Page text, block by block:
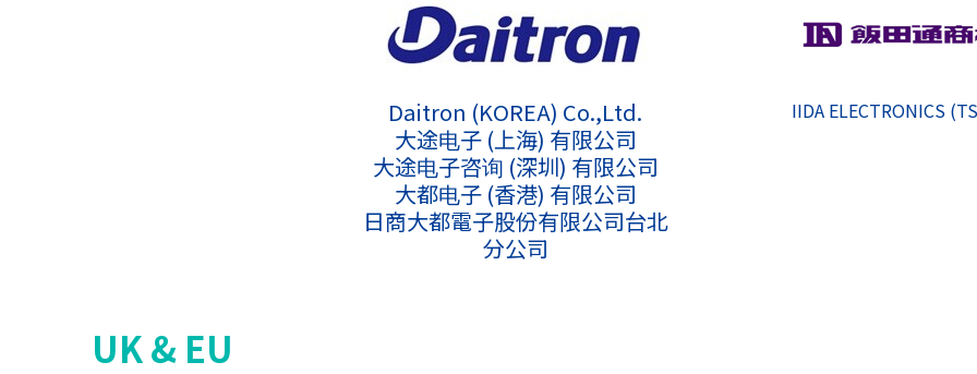
Daitron (KOREA) Co.,Ltd.
大途电子 (上海) 有限公司
大途电子咨询 (深圳) 有限公司
大都电子 (香港) 有限公司
日商大都電子股份有限公司台北
分公司
IIDA ELECTRONICS
UK & EU